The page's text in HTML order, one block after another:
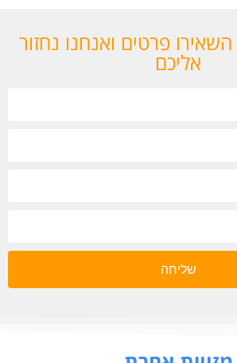
השאירו פרטים ואנחנו נחזור
אליכם
שליחה